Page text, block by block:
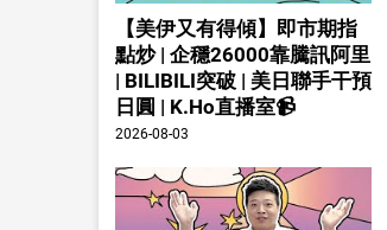
【美伊又有得傾】即市期指
點炒 | 企穩26000靠騰訊阿里
| BILIBILI突破 | 美日聯手干預
日圓 | K.Ho直播室📹
2026-08-03